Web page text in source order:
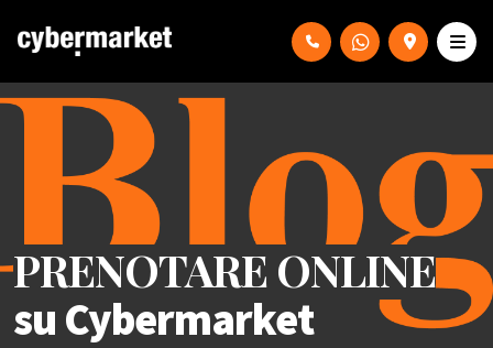
PRENOTARE ONLINE
su Cybermarket